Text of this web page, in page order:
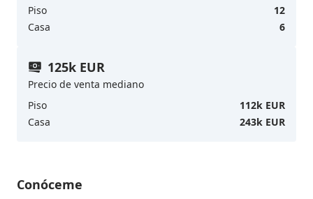
Piso
12
Casa
6
125k EUR
Precio de venta mediano
Piso
112k EUR
Casa
243k EUR
Conóceme